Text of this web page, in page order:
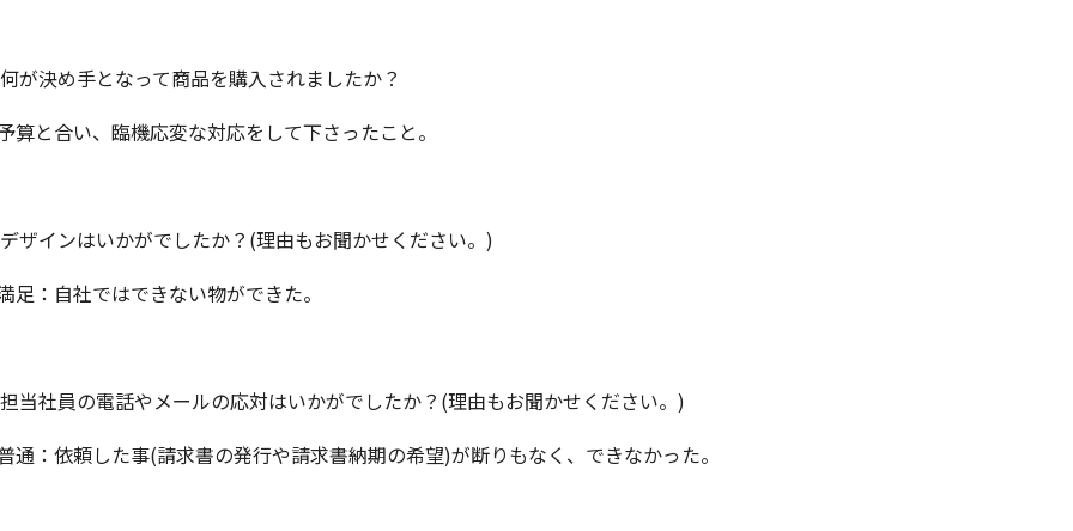
が決め手となって商品を購入されましたか？
算と合い、臨機応変な対応をして下さったこと。
ザインはいかがでしたか？(理由もお聞かせください。)
足：自社ではできない物ができた。
当社員の電話やメールの応対はいかがでしたか？(理由もお聞かせください。)
通：依頼した事(請求書の発行や請求書納期の希望)が断りもなく、できなかった。